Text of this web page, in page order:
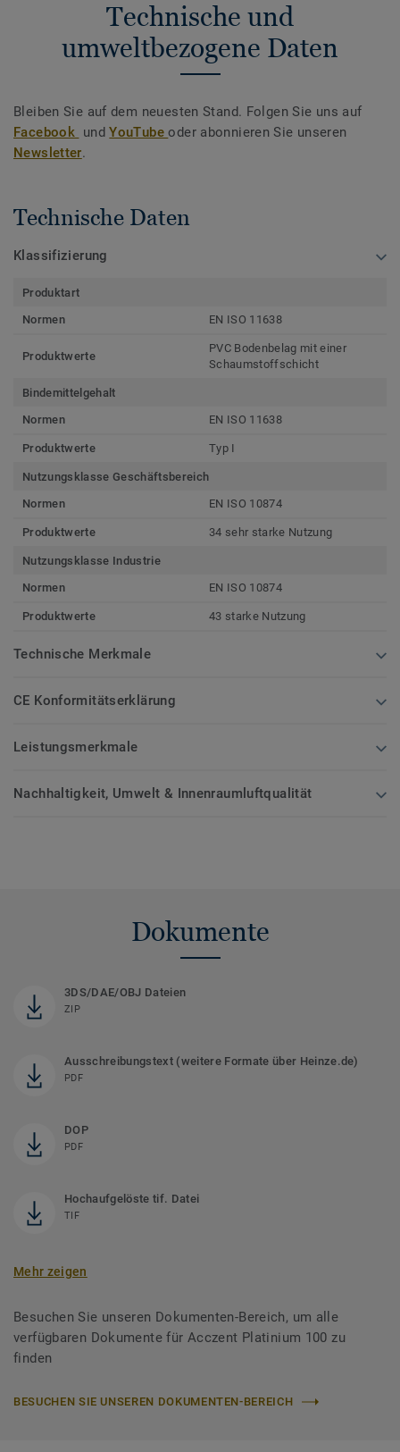
Technische und
umweltbezogene Daten
Bleiben Sie auf dem neuesten Stand. Folgen Sie uns auf
Facebook undYouTubeoder abonnieren Sie unseren
Newsletter.
Technische Daten
Klassifizierung
Produktart
Normen
EN ISO 11638
Produktwerte
PVC Bodenbelag mit einer
Schaumstoffschicht
Bindemittelgehalt
Normen
EN ISO 11638
Produktwerte Typ I
Nutzungsklasse Geschäftsbereich
Normen
EN ISO 10874
Produktwerte 34 sehr starke Nutzung
Nutzungsklasse Industrie
Normen
EN ISO 10874
Produktwerte 43 starke Nutzung
Technische Merkmale
CE Konformitätserklärung
Leistungsmerkmale
Nachhaltigkeit, Umwelt & Innenraumluftqualität
Dokumente
3DS/DAE/OBJ Dateien
ZIP
Ausschreibungstext (weitere Formate über Heinze.de)
PDF
DOP
PDF
Hochaufgelöste tif. Datei
TIF
Mehr zeigen
Besuchen Sie unseren Dokumenten-Bereich, um alle
verfügbaren Dokumente für Acczent Platinium 100 zu
finden
BESUCHEN SIE UNSEREN DOKUMENTEN-BEREICH